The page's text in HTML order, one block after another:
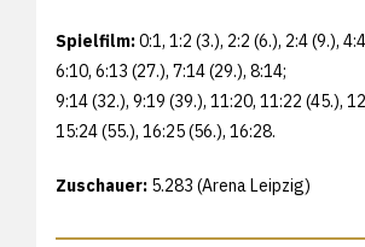
Spielfilm:0:1, 1:2 (3.), 2:2 (6.), 2:4 (9.),
6:10, 6:13 (27.), 7:14 (29.), 8:14;
9:14 (32.), 9:19 (39.), 11:20, 11:22 (45.),
15:24 (55.), 16:25 (56.), 16:28.
Zuschauer: 5.283 (Arena Leipzig)